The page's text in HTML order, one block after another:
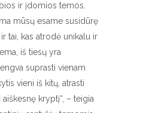
ir įdomios temos.
mūsų esame susidūrę
tai, kas atrodė unikalu ir
iš tiesų yra
suprasti vienam
vieni iš kitų, atrasti
kryptį“, – teigia